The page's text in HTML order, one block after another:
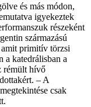
és más módon,
igyekeztek
részeként
származású
amit primitív törzsi
a katedrálisban a
rémült hívő
– A
csak